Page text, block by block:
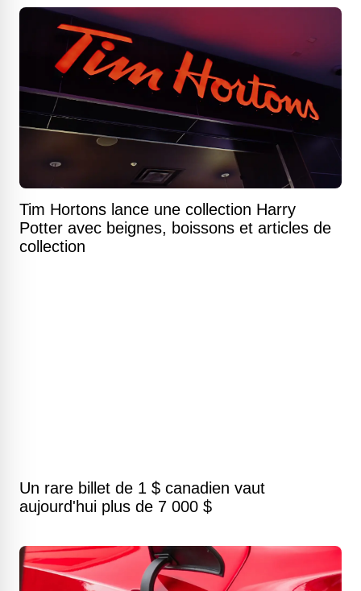
Tim Hortons lance une collection Harry
Potter avec beignes, boissons et articles de
collection
Un rare billet de 1 $ canadien vaut
aujourd'hui plus de 7 000 $